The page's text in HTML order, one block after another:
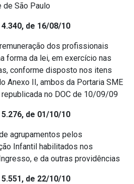
de São Paulo
de 16/08/10
dos profissionais
forma da lei, em exercício nas
conforme disposto nos itens
Anexo II, ambos da Portaria SME
no DOC de 10/09/09
de 01/10/10
agrupamentos pelos
Infantil habilitados nos
e da outras providências
de 22/10/10